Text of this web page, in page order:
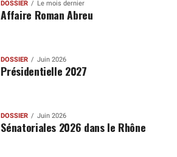
DOSSIER Le mois dernier
Affaire Roman Abreu
DOSSIER Juin 2026
Présidentielle 2027
DOSSIER Juin 2026
Sénatoriales 2026 dans le Rhône